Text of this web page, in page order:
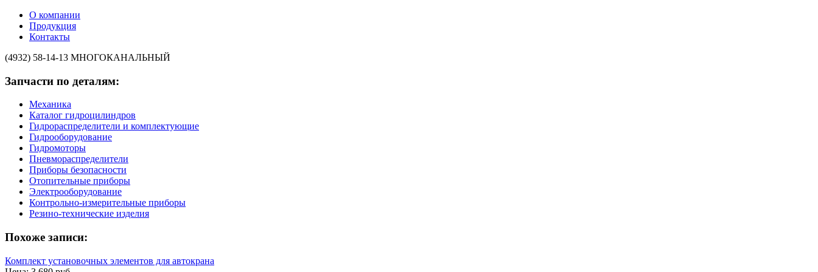
О компании
Продукция
Контакты
(4932) 58-14-13 МНОГОКАНАЛЬНЫЙ
Запчасти по деталям:
Механика
Каталог гидроцилиндров
Гидрораспределители и комплектующие
Гидрооборудование
Гидромоторы
Пневмораспределители
Приборы безопасности
Отопительные приборы
Электрооборудование
Контрольно-измерительные приборы
Резино-технические изделия
Похоже записи:
Комплект установочных элементов для автокрана